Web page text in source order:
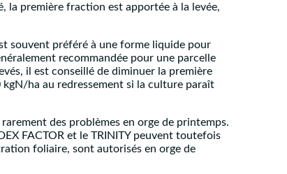
la première fraction est apportée à la levée,
souvent préféré à une forme liquide pour
recommandée pour une parcelle
il est conseillé de diminuer la première
ha au redressement si la culture paraît
des problèmes en orge de printemps.
FACTOR et le TRINITY peuvent toutefois
foliaire, sont autorisés en orge de